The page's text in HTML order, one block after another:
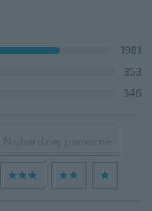
1981
353
346
Najbardziej pomocne